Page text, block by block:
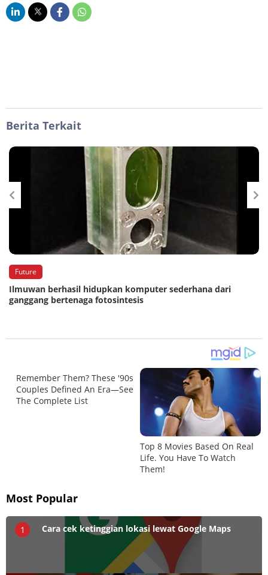
Berita Terkait
Future
Ilmuwan berhasil hidupkan komputer sederhana dari
ganggang bertenaga fotosintesis
Most Popular
1 Cara cek ketinggian lokasi lewat Google Maps